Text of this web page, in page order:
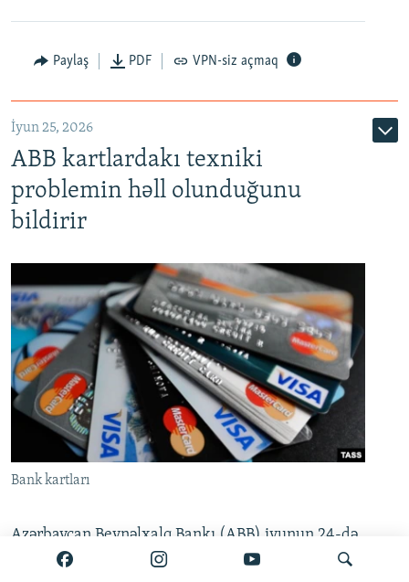
Auto 240p 360p 480p
720p 1080p
Paylaş PDF VPN-siz açmaq
İyun 25, 2026
ABB kartlardakı texniki
problemin həll olunduğunu
bildirir
Bank kartları
Azərbaycan Beynəlxalq Bankı (ABB) iyunun 24-də
bir çox müştərinin kartından vəsait silinməsi ilə